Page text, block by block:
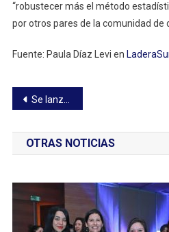
“robustecer más el método
por otros pares de la comunidad de
Fuente: Paula Díaz Levi en
Navegación
de
entradas
Se lanzaron los Premios Enoturismo Chile 2022
OTRAS NOTICIAS